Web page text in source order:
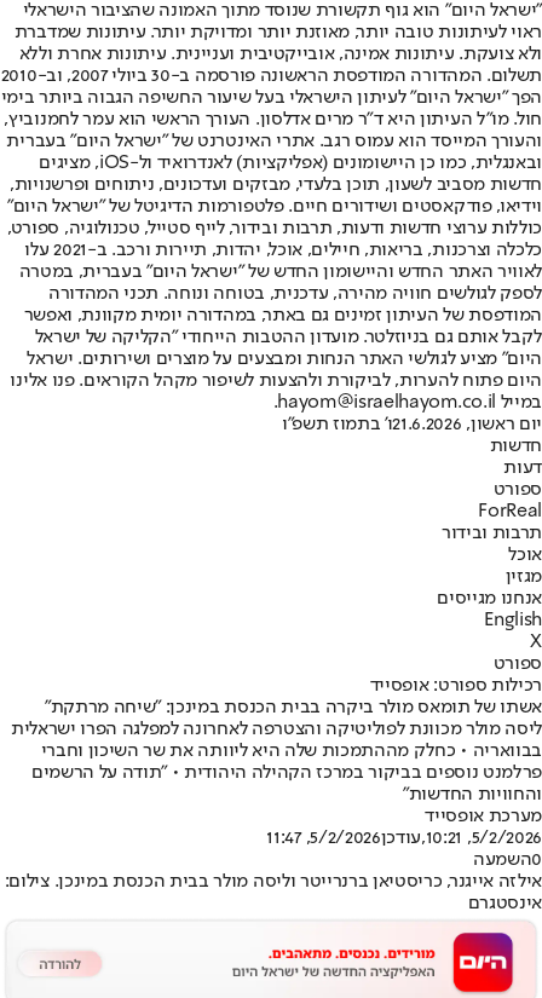
"ישראל היום" הוא גוף תקשורת שנוסד מתוך האמונה שהציבור הישראלי
ראוי לעיתונות טובה יותר, מאוזנת יותר ומדויקת יותר. עיתונות שמדברת
ולא צועקת. עיתונות אמינה, אובייקטיבית ועניינית. עיתונות אחרת וללא
תשלום. המהדורה המודפסת הראשונה פורסמה ב-30 ביולי 2007, וב-2010
הפך "ישראל היום" לעיתון הישראלי בעל שיעור החשיפה הגבוה ביותר בימי
חול. מו"ל העיתון היא ד"ר מרים אדלסון. העורך הראשי הוא עמר לחמנוביץ,
והעורך המייסד הוא עמוס רגב. אתרי האינטרנט של "ישראל היום" בעברית
ובאנגלית, כמו כן היישומונים (אפליקציות) לאנדרואיד ול-iOS, מציגים
חדשות מסביב לשעון, תוכן בלעדי, מבזקים ועדכונים, ניתוחים ופרשנויות,
וידיאו, פודקאסטים ושידורים חיים. פלטפורמות הדיגיטל של "ישראל היום"
כוללות ערוצי חדשות ודעות, תרבות ובידור, לייף סטייל, טכנולוגיה, ספורט,
כלכלה וצרכנות, בריאות, חיילים, אוכל, יהדות, תיירות ורכב. ב-2021 עלו
לאוויר האתר החדש והיישומון החדש של "ישראל היום" בעברית, במטרה
לספק לגולשים חוויה מהירה, עדכנית, בטוחה ונוחה. תכני המהדורה
המודפסת של העיתון זמינים גם באתר, במהדורה יומית מקוונת, ואפשר
לקבל אותם גם בניוזלטר. מועדון ההטבות הייחודי "הקליקה של ישראל
היום" מציע לגולשי האתר הנחות ומבצעים על מוצרים ושירותים. ישראל
היום פתוח להערות, לביקורת ולהצעות לשיפור מקהל הקוראים. פנו אלינו
במייל hayom@israelhayom.co.il.
יום ראשון, 21.6.2026
ו' בתמוז תשפ"ו
חדשות
דעות
ספורט
ForReal
תרבות ובידור
אוכל
מגזין
אנחנו מגייסים
English
X
ספורט
רכילות ספורט: אופסייד
אשתו של תומאס מולר ביקרה בבית הכנסת במינכן: "שיחה מרתקת"
ליסה מולר מכוונת לפוליטיקה והצטרפה לאחרונה למפלגה הפרו ישראלית
בבוואריה • כחלק מההתמכות שלה היא ליוותה את שר השיכון וחברי
פרלמנט נוספים בביקור במרכז הקהילה היהודית • "תודה על הרשמים
והחוויות החדשות"
מערכת אופסייד
5/2/2026, 10:21
,עודכן5/2/2026, 11:47
0השמעה
אילזה אייגנר, כריסטיאן ברנרייטר וליסה מולר בבית הכנסת במינכן. צילום:
אינסטגרם